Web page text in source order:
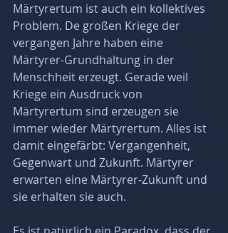
Märtyrertum ist auch ein kollektives
Problem. De großen Kriege der
vergangen Jahre haben eine
Märtyrer-Grundhaltung in der
Menschheit erzeugt. Gerade weil
Kriege ein Ausdruck von
Märtyrertum sind erzeugen sie
immer wieder Märtyrertum. Alles ist
damit eingefärbt: Vergangenheit,
Gegenwart und Zukunft. Märtyrer
erwarten eine Märtyrer-Zukunft und
sie erhalten sie auch.